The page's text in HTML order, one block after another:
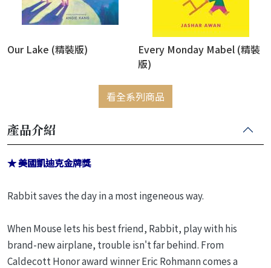
Our Lake (精裝版)
Every Monday Mabel (精裝
版)
看全系列商品
產品介紹
★ 美國凱迪克金牌獎
Rabbit saves the day in a most ingeneous way.
When Mouse lets his best friend, Rabbit, play with his
brand-new airplane, trouble isn't far behind. From
Caldecott Honor award winner Eric Rohmann comes a